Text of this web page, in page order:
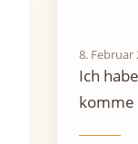
8. Februar
Ich
komme